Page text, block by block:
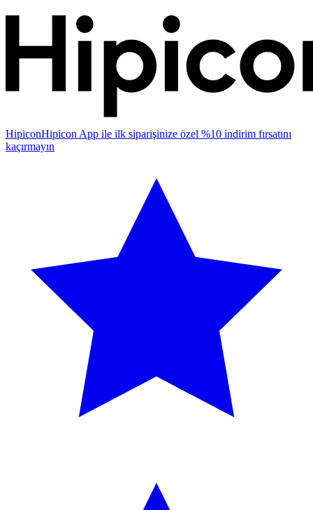
HipiconHipicon App ile ilk siparişinize özel %10 indirim fırsatını
kaçırmayın